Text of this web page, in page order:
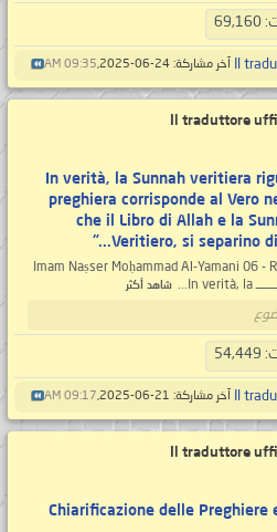
Il آخر مشاركة: 24-06-2025, 09:35 AM
Il traduttore
In verità, la Sunnah veritiera
preghiera corrisponde al Vero
che il Libro di Allah e la
Veritiero, si separino
- 2 - Imam Naṣser Moḥammad Al-Yamani 06
شاهد أكثر
Il آخر مشاركة: 21-06-2025, 09:17 AM
Il traduttore
Chiarificazione delle Preghiere